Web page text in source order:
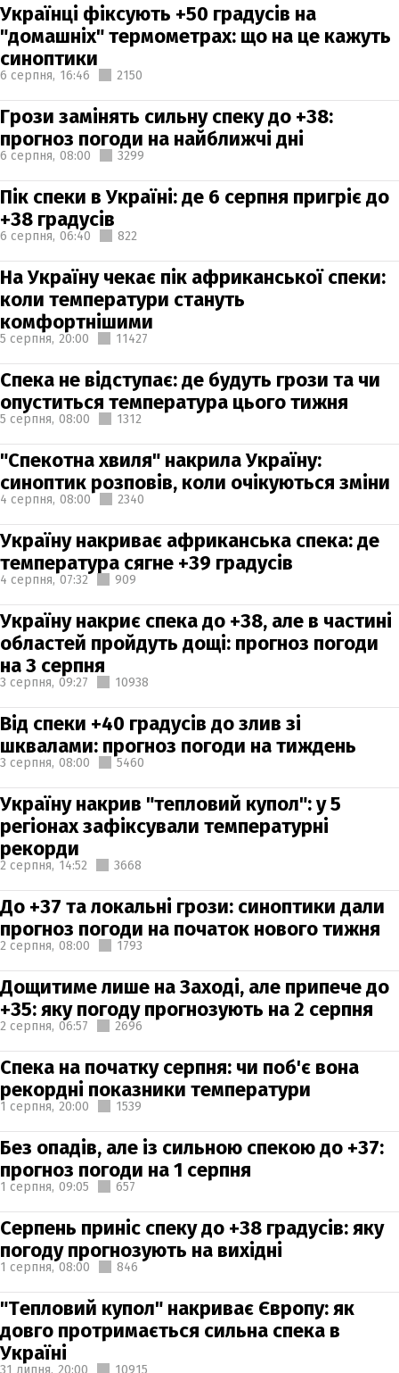
Українці фіксують +50 градусів на
"домашніх" термометрах: що на це кажуть
синоптики
6 серпня, 16:46 2150
Грози замінять сильну спеку до +38:
прогноз погоди на найближчі дні
6 серпня, 08:00 3299
Пік спеки в Україні: де 6 серпня пригріє до
+38 градусів
6 серпня, 06:40 822
На Україну чекає пік африканської спеки:
коли температури стануть
комфортнішими
5 серпня, 20:00 11427
Спека не відступає: де будуть грози та чи
опуститься температура цього тижня
5 серпня, 08:00 1312
"Спекотна хвиля" накрила Україну:
синоптик розповів, коли очікуються зміни
4 серпня, 08:00 2340
Україну накриває африканська спека: де
температура сягне +39 градусів
4 серпня, 07:32 909
Україну накриє спека до +38, але в частині
областей пройдуть дощі: прогноз погоди
на 3 серпня
3 серпня, 09:27 10938
Від спеки +40 градусів до злив зі
шквалами: прогноз погоди на тиждень
3 серпня, 08:00 5460
Україну накрив "тепловий купол": у 5
регіонах зафіксували температурні
рекорди
2 серпня, 14:52 3668
До +37 та локальні грози: синоптики дали
прогноз погоди на початок нового тижня
2 серпня, 08:00 1793
Дощитиме лише на Заході, але припече до
+35: яку погоду прогнозують на 2 серпня
2 серпня, 06:57 2696
Спека на початку серпня: чи поб'є вона
рекордні показники температури
1 серпня, 20:00 1539
Без опадів, але із сильною спекою до +37:
прогноз погоди на 1 серпня
1 серпня, 09:05 657
Серпень приніс спеку до +38 градусів: яку
погоду прогнозують на вихідні
1 серпня, 08:00 846
"Тепловий купол" накриває Європу: як
довго протримається сильна спека в
Україні
31 липня, 20:00 10915